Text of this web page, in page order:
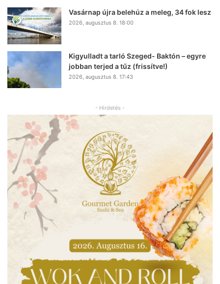
Vasárnap újra belehúz a meleg, 34 fok lesz
2026, augusztus 8. 18:00
Kigyulladt a tarló Szeged- Baktón – egyre
jobban terjed a tűz (frissítve!)
2026, augusztus 8. 17:43
- Hirdetés -